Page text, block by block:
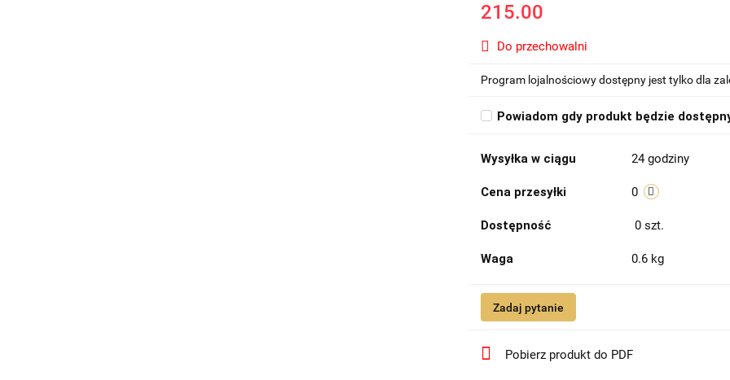
215.00
Do przechowalni
Program lojalnościowy dostępny jest tylko dla
Powiadom gdy produkt będzie
Wysyłka w ciągu 24 godziny
Cena przesyłki 0
Dostępność 0 szt.
Waga 0.6 kg
Zadaj pytanie
Pobierz produkt do PDF